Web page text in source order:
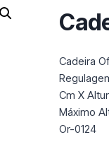
Cadeira
Cm X
Máximo
Or-0124